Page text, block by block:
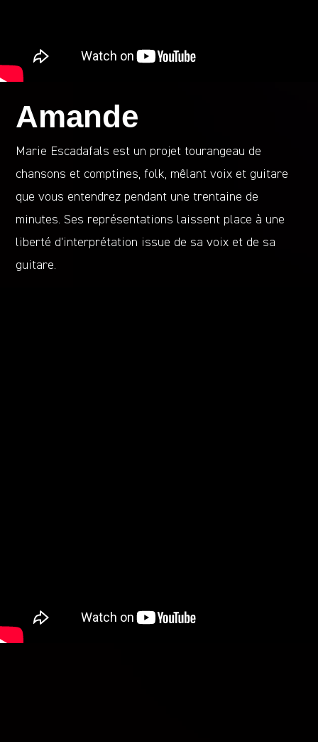
Amande
Marie Escadafals est un projet tourangeau de
chansons et comptines, folk, mêlant voix et guitare
que vous entendrez pendant une trentaine de
minutes. Ses représentations laissent place à une
liberté d’interprétation issue de sa voix et de sa
guitare.